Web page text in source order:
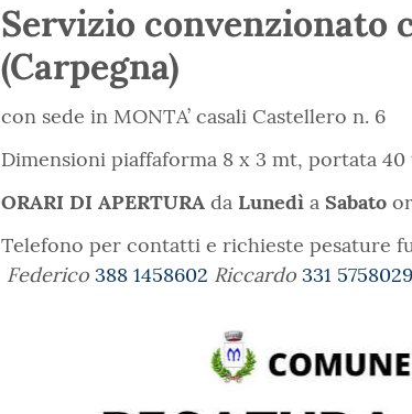
Servizio convenzionato
(Carpegna)
con sede in MONTA’ casali Castellero n. 6
Dimensioni piaffaforma 8 x 3 mt, portata
ORARI DI APERTURAda Lunedìa Sabato
Telefono per contatti e richieste pesature
Federico 388 1458602 Riccardo 331 5758029